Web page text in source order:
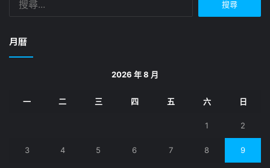
月曆
2026 年 8 月
一 二 三 四 五 六 日
1 2
3 4 5 6 7 8 9